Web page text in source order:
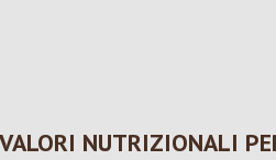
VALORI NUTRIZIONALI